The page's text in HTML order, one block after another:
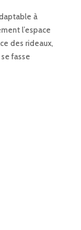
à
l’espace
des rideaux,
fasse